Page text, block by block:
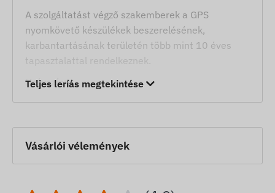
A szolgáltatást végző szakemberek a GPS
nyomkövető készülékek beszerelésének,
karbantartásának területén több mint 10 éves
tapasztalattal rendelkeznek.
Helyszín:
helyszíne, ahol a GPS nyomkövető készülékek
szakszerű beszerelése és tesztelése történik.
A GPS nyomkövető készülékek szakszerű
Teljes leríás megtekintése
Vásárlói vélemények